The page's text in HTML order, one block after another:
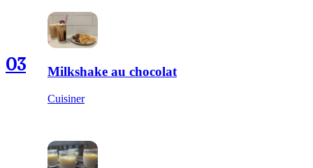
03 Milkshake au chocolat
Cuisiner